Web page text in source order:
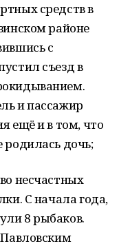
средств в
районе
с
съезд в
и пассажир
ещё и в том, что
родилась дочь;
несчастных
С начала года,
8 рыбаков.